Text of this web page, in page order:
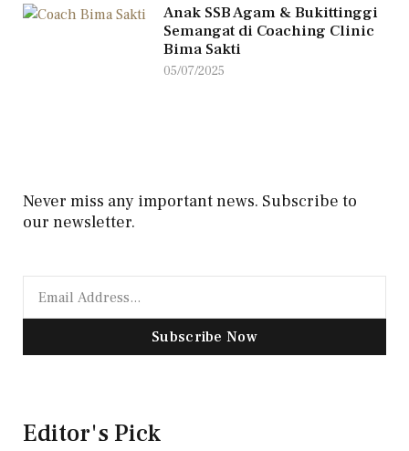
Anak SSB Agam & Bukittinggi
Semangat di Coaching Clinic
Bima Sakti
05/07/2025
Never miss any important news. Subscribe to
our newsletter.
Subscribe Now
Editor's Pick